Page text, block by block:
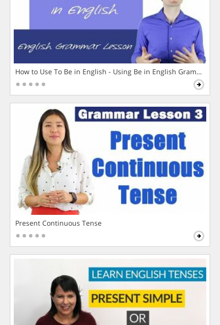
How to Use To Be in English - Using Be in English Grammar
Present Continuous Tense